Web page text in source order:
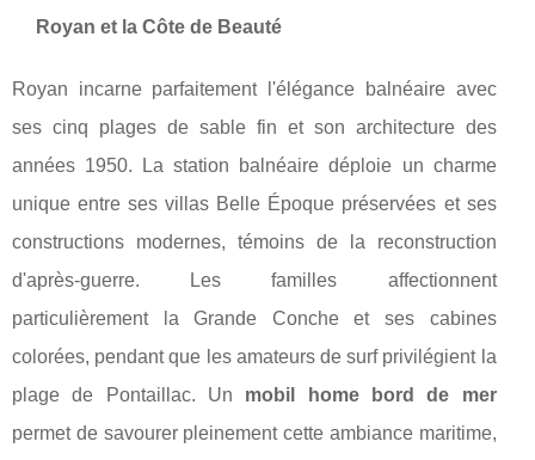
Royan et la Côte de Beauté
Royan incarne parfaitement l'élégance balnéaire avec
ses cinq plages de sable fin et son architecture des
années 1950. La station balnéaire déploie un charme
unique entre ses villas Belle Époque préservées et ses
constructions modernes, témoins de la reconstruction
d'après-guerre. Les familles affectionnent
particulièrement la Grande Conche et ses cabines
colorées, pendant que les amateurs de surf privilégient la
plage de Pontaillac. Un mobil home bord de mer
permet de savourer pleinement cette ambiance maritime,